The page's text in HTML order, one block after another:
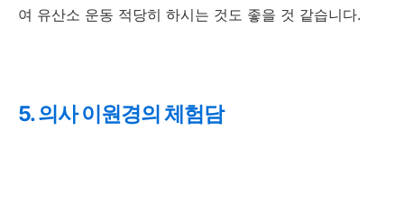
여 유산소 운동 적당히 하시는 것도 좋을 것 같습니다.
5. 의사 이원경의 체험담